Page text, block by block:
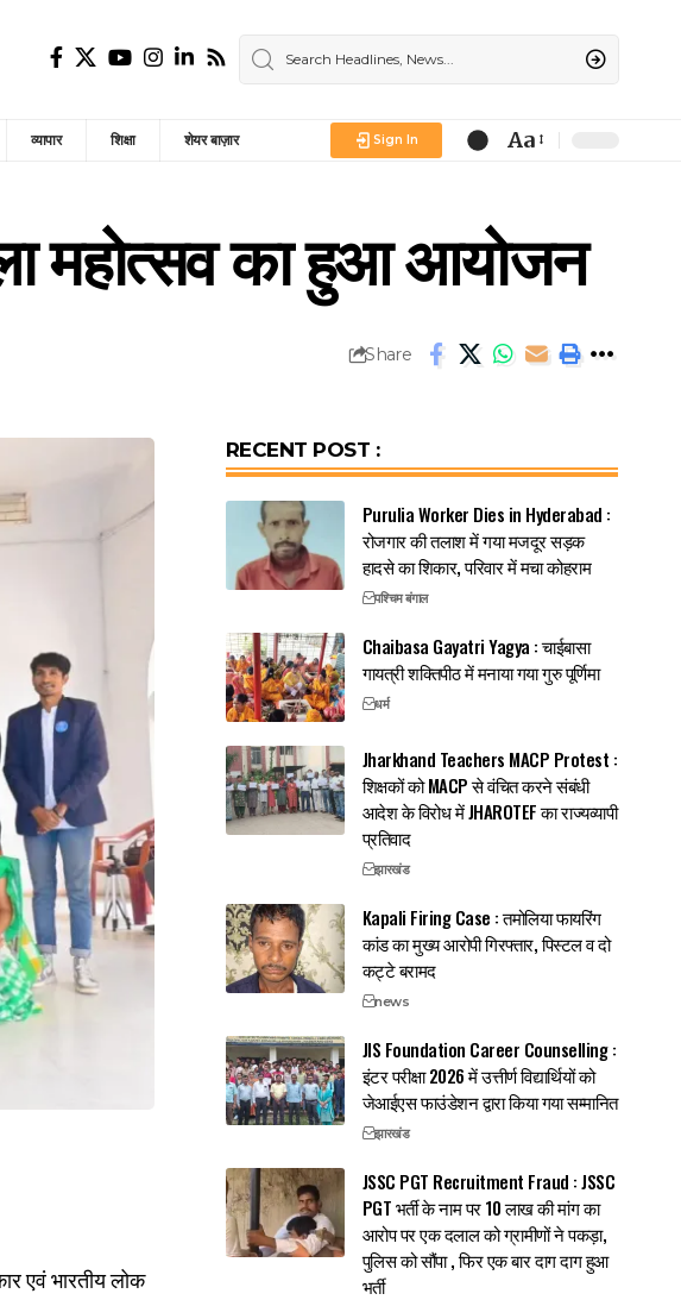
व्यापार शिक्षा शेयर बाज़ार Sign In Aa
महोत्सव का हुआ आयोजन
Share
एवं भारतीय लोक
RECENT POST :
Purulia Worker Dies in Hyderabad :
रोजगार की तलाश में गया मजदूर सड़क
हादसे का शिकार, परिवार में मचा कोहराम
पश्चिम बंगाल
Chaibasa Gayatri Yagya : चाईबासा
गायत्री शक्तिपीठ में मनाया गया गुरु पूर्णिमा
धर्म
Jharkhand Teachers MACP Protest :
शिक्षकों को MACP से वंचित करने संबंधी
आदेश के विरोध में JHAROTEF का राज्यव्यापी
प्रतिवाद
झारखंड
Kapali Firing Case : तमोलिया फायरिंग
कांड का मुख्य आरोपी गिरफ्तार, पिस्टल व दो
कट्टे बरामद
news
JIS Foundation Career Counselling :
इंटर परीक्षा 2026 में उत्तीर्ण विद्यार्थियों को
जेआईएस फाउंडेशन द्वारा किया गया सम्मानित
झारखंड
JSSC PGT Recruitment Fraud : JSSC
PGT भर्ती के नाम पर 10 लाख की मांग का
आरोप पर एक दलाल को ग्रामीणों ने पकड़ा,
पुलिस को सौंपा , फिर एक बार दाग दाग हुआ
भर्ती